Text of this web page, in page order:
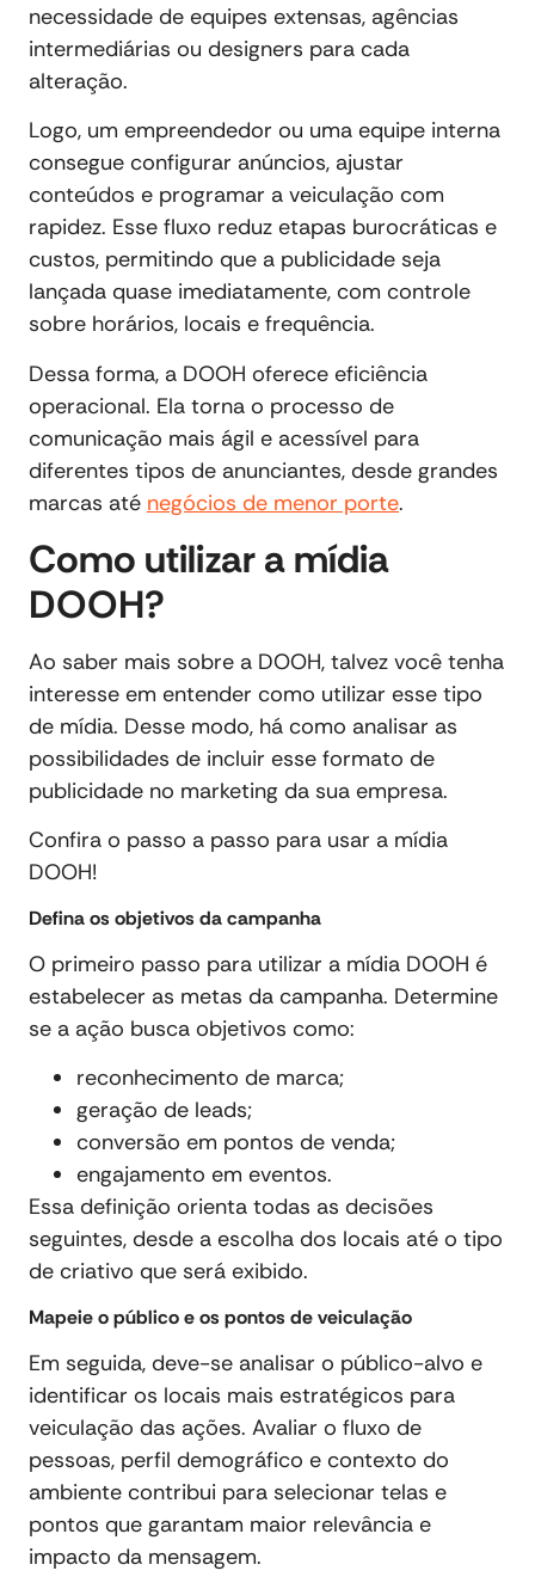
necessidade de equipes extensas, agências
intermediárias ou designers para cada
alteração.
Logo, um empreendedor ou uma equipe interna
consegue configurar anúncios, ajustar
conteúdos e programar a veiculação com
rapidez. Esse fluxo reduz etapas burocráticas e
custos, permitindo que a publicidade seja
lançada quase imediatamente, com controle
sobre horários, locais e frequência.
Dessa forma, a DOOH oferece eficiência
operacional. Ela torna o processo de
comunicação mais ágil e acessível para
diferentes tipos de anunciantes, desde grandes
marcas até negócios de menor porte.
Como utilizar a mídia
DOOH?
Ao saber mais sobre a DOOH, talvez você tenha
interesse em entender como utilizar esse tipo
de mídia. Desse modo, há como analisar as
possibilidades de incluir esse formato de
publicidade no marketing da sua empresa.
Confira o passo a passo para usar a mídia
DOOH!
Defina os objetivos da campanha
O primeiro passo para utilizar a mídia DOOH é
estabelecer as metas da campanha. Determine
se a ação busca objetivos como:
reconhecimento de marca;
geração de leads;
conversão em pontos de venda;
engajamento em eventos.
Essa definição orienta todas as decisões
seguintes, desde a escolha dos locais até o tipo
de criativo que será exibido.
Mapeie o público e os pontos de veiculação
Em seguida, deve-se analisar o público-alvo e
identificar os locais mais estratégicos para
veiculação das ações. Avaliar o fluxo de
pessoas, perfil demográfico e contexto do
ambiente contribui para selecionar telas e
pontos que garantam maior relevância e
impacto da mensagem.